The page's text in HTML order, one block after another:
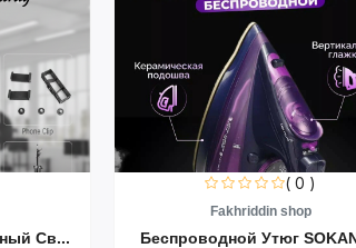
Св...
( 0 )
Fakhriddin shop
Беспроводной Утюг